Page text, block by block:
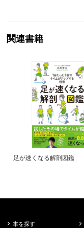
関連書籍
足が速くなる解剖図鑑
本を探す